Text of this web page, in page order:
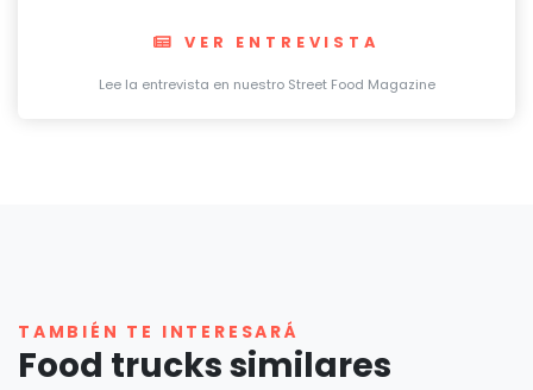
VER ENTREVISTA
Lee la entrevista en nuestro Street Food Magazine
TAMBIÉN TE INTERESARÁ
Food trucks similares